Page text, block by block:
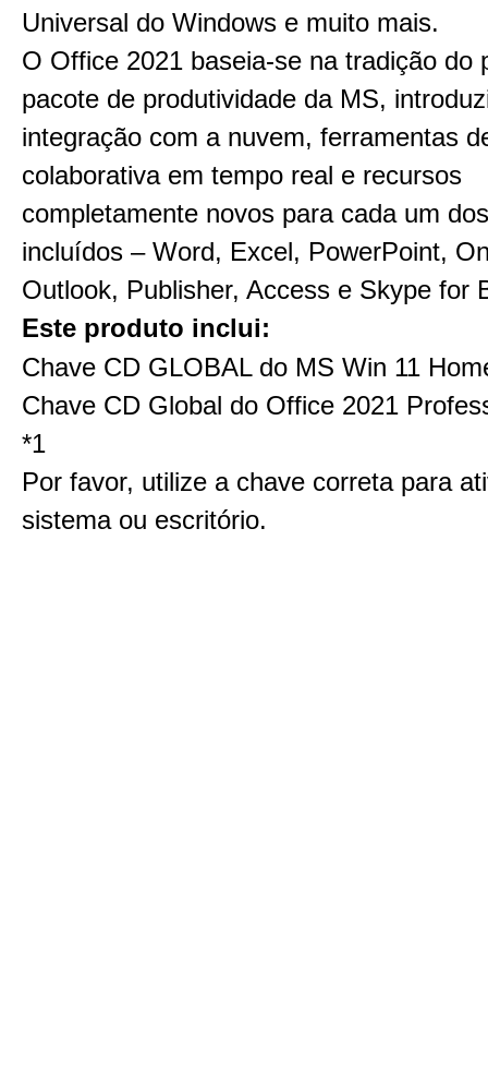
Universal do Windows e muito mais.
O Office 2021 baseia-se na tradição do
pacote de produtividade da MS,
integração com a nuvem, ferramentas
colaborativa em tempo real e recursos
completamente novos para cada um
incluídos – Word, Excel, PowerPoint,
Outlook, Publisher, Access e Skype for
Este produto inclui:
Chave CD GLOBAL do MS Win 11
Chave CD Global do Office 2021
*1
Por favor, utilize a chave correta para
sistema ou escritório.